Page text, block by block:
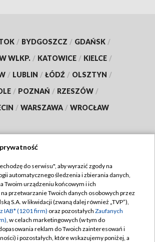
/ BYDGOSZCZ / GDAŃSK /
WLKP. / KATOWICE / KIELCE /
/ LUBLIN / ŁÓDŹ / OLSZTYN /
/ POZNAŃ / RZESZÓW /
/ WARSZAWA / WROCŁAW
TVP
TVP
Regulamin TVP
Polityka prywatności
Moje zgody
do serwisu", aby wyrazić zgody na
automatycznego śledzenia i zbierania danych,
Twoim urządzeniu końcowym i ich
przetwarzanie Twoich danych osobowych przez
S.A. w likwidacji (zwaną dalej również „TVP”),
IAB* (1201 firm) oraz pozostałych Zaufanych
, w celach marketingowych (w tym do
reklam do Twoich zainteresowań i
i pozostałych, które wskazujemy poniżej, a